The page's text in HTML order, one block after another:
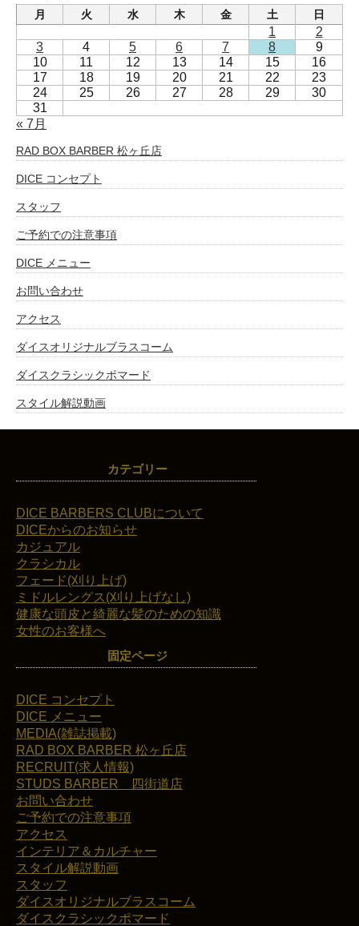
月
火 水 木 金 土 日
1
2
3
4 5 6 7 8
9
10
11 12 13 14 15
16
17
18 19 20 21 22
23
24
25 26 27 28 29
30
31
« 7月
RAD BOX BARBER 松ヶ丘店
DICE コンセプト
スタッフ
ご予約での注意事項
DICE メニュー
お問い合わせ
アクセス
ダイスオリジナルブラスコーム
ダイスクラシックポマード
スタイル解説動画
カテゴリー
DICE BARBERS CLUBについて
DICEからのお知らせ
カジュアル
クラシカル
フェード(刈り上げ)
ミドルレングス(刈り上げなし)
健康な頭皮と綺麗な髪のための知識
女性のお客様へ
固定ページ
DICE コンセプト
DICE メニュー
MEDIA(雑誌掲載)
RAD BOX BARBER 松ヶ丘店
RECRUIT(求人情報)
STUDS BARBER 四街道店
お問い合わせ
ご予約での注意事項
アクセス
インテリア＆カルチャー
スタイル解説動画
スタッフ
ダイスオリジナルブラスコーム
ダイスクラシックポマード